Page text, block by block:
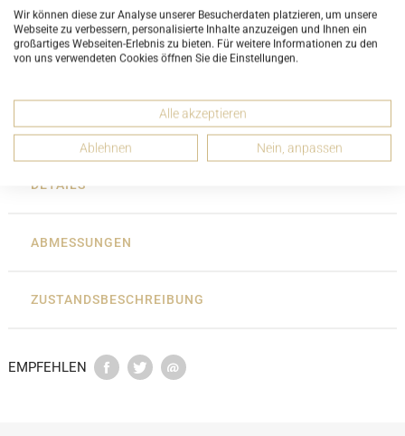
168cm x 15cm 80987251
ab 275,00 CHF
DETAILS
ABMESSUNGEN
ZUSTANDSBESCHREIBUNG
EMPFEHLEN
Wir können diese zur Analyse unserer Besucherdaten platzieren, um unsere
Webseite zu verbessern, personalisierte Inhalte anzuzeigen und Ihnen ein
großartiges Webseiten-Erlebnis zu bieten. Für weitere Informationen zu den
von uns verwendeten Cookies öffnen Sie die Einstellungen.
Alle akzeptieren
Ablehnen Nein, anpassen